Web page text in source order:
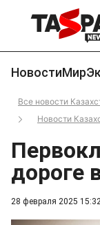
НовостиМир
Все новости
Новости
28 февраля 2025
дороге